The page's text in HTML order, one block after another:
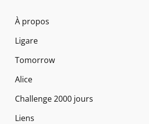
À propos
Ligare
Tomorrow
Alice
Challenge 2000 jours
Liens